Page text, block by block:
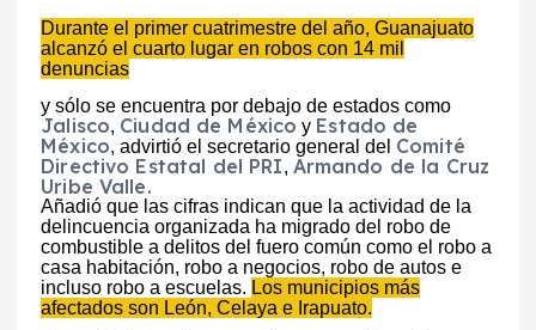
Durante el primer cuatrimestre del año, Guanajuato
alcanzó el cuarto lugar en robos con 14 mil
denuncias
y sólo se encuentra por debajo de estados como
Jalisco, Ciudad de México y Estado de
México, advirtió el secretario general del Comité
Directivo Estatal del PRI, Armando de la Cruz
Uribe Valle.
Añadió que las cifras indican que la actividad de la
delincuencia organizada ha migrado del robo de
combustible a delitos del fuero común como el robo a
casa habitación, robo a negocios, robo de autos e
incluso robo a escuelas. Los municipios más
afectados son León, Celaya e Irapuato.